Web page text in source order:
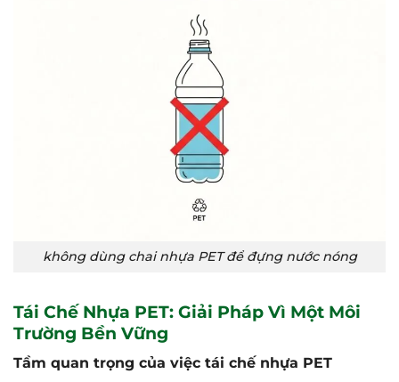
không dùng chai nhựa PET để đựng nước nóng
Tái Chế Nhựa PET: Giải Pháp Vì Một Môi
Trường Bền Vững
Tầm quan trọng của việc tái chế nhựa PET